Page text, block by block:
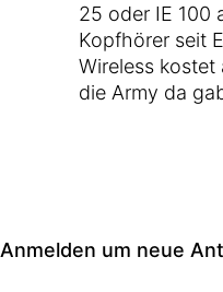
25 oder IE 100
Kopfhörer seit
Wireless kostet
die Army da
Anmelden um neue